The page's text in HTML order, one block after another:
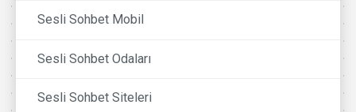
Sesli Sohbet Mobil
Sesli Sohbet Odaları
Sesli Sohbet Siteleri